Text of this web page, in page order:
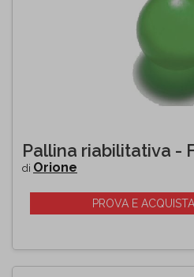
Pallina riabilitativa -
di Orione
PROVA E